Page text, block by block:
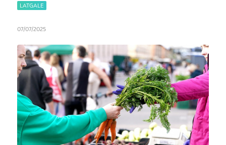
LATGALE
07/07/2025